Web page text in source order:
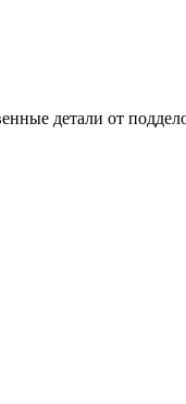
детали от